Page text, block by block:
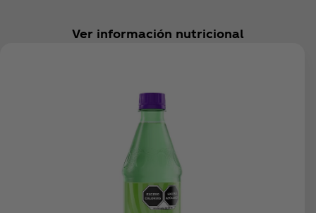
Ver información nutricional